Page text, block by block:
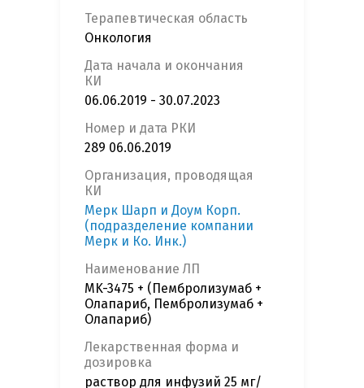
Терапевтическая область
Онкология
Дата начала и окончания
КИ
06.06.2019 - 30.07.2023
Номер и дата РКИ
289 06.06.2019
Организация, проводящая
КИ
Мерк Шарп и Доум Корп.
(подразделение компании
Мерк и Ко. Инк.)
Наименование ЛП
MK-3475 + (Пембролизумаб +
Олапариб, Пембролизумаб +
Олапариб)
Лекарственная форма и
дозировка
раствор для инфузий 25 мг/